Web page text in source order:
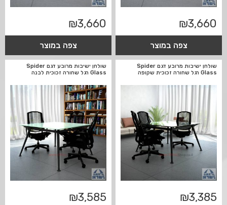
₪3,660
צפה במוצר
₪3,660
צפה במוצר
שולחן ישיבות מרובע דגם Spider
Glass רגל שחורה זכוכית שקופה
₪3,385
שולחן ישיבות מרובע דגם Spider
Glass רגל שחורה זכוכית לבנה
₪3,585